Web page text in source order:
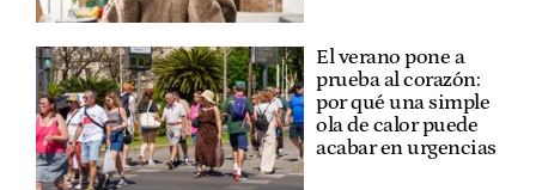
El verano pone a
prueba al corazón:
por qué una simple
ola de calor puede
acabar en urgencias